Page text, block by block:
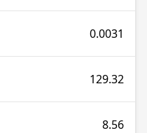
0.0031
129.32
8.56